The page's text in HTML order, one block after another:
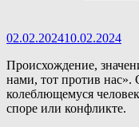
02.02.202410.02.2024
Происхождение,
нами, тот против
колеблющемуся
споре или конфликте.